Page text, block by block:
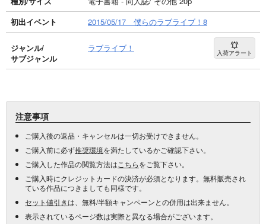
初出イベント
2015/05/17 僕らのラブライブ！8
ジャンル/
サブジャンル
ラブライブ！ 入荷アラート
注意事項
ご購入後の返品・キャンセルは一切お受けできません。
ご購入前に必ず推奨環境を満たしているかご確認下さい。
ご購入した作品の閲覧方法は こちらをご覧下さい。
ご購入時にクレジットカードの決済が必須となります。無料販売され
ている作品につきましても同様です。
セット値引きは、無料/半額キャンペーンとの併用は出来ません。
表示されているページ数は実際と異なる場合がございます。